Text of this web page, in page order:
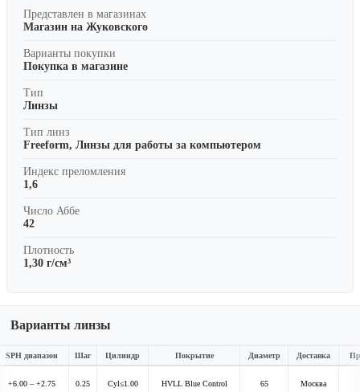
Представлен в магазинах
Магазин на Жуковского
Варианты покупки
Покупка в магазине
Тип
Линзы
Тип линз
Freeform, Линзы для работы за компьютером
Индекс преломления
1,6
Число Аббе
42
Плотность
1,30 г/см³
Варианты линзы
SPH диапазон Шаг Цилиндр Покрытие Диаметр Доставка
+6.00 – +2.75 0.25 Cyl≤1.00 HVLL Blue Control 65 Москва